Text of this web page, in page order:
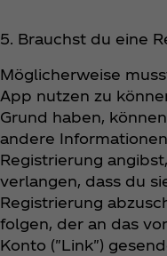
5. Brauchst du eine
Möglicherweise
App nutzen zu
Grund haben,
andere
Registrierung
verlangen, dass du
Registrierung
folgen, der an das
Konto ("Link")